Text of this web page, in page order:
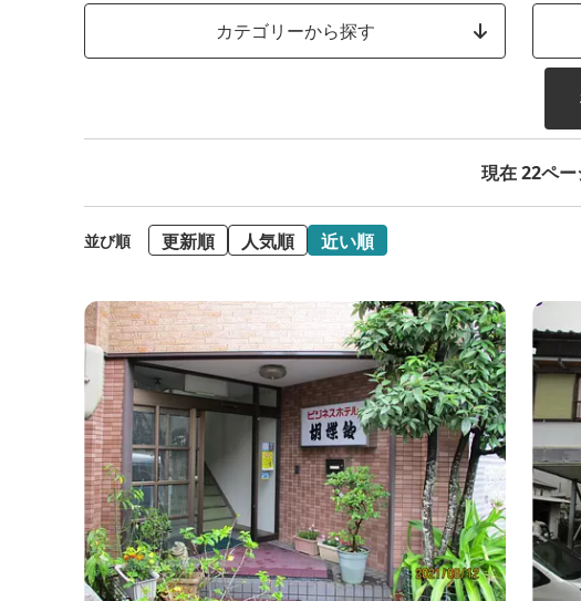
カテゴリーから探す
現在 22ペ
並び順 更新順 人気順 近い順